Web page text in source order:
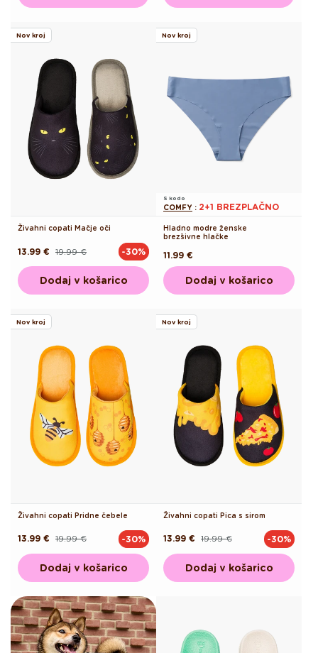
Nov kroj
Živahni copati Mačje oči
Redna
19.99 €
Akcijska
13.99 € -30%
Dodaj v košarico
Nov kroj
S kodo
COMFY : 2+1 BREZPLAČNO
Hladno modre ženske
brezšivne hlačke
Redna
cena
11.99 €
Dodaj v košarico
Nov kroj
Živahni copati Pridne čebele
Redna
19.99 €
Akcijska
13.99 € -30%
Dodaj v košarico
Nov kroj
Živahni copati Pica s sirom
Redna
19.99 €
Akcijska
13.99 € -30%
Dodaj v košarico